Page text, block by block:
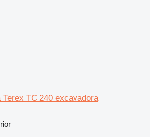
TC 240 excavadora